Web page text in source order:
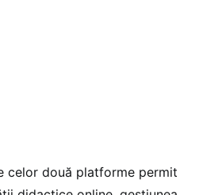
celor două platforme permit